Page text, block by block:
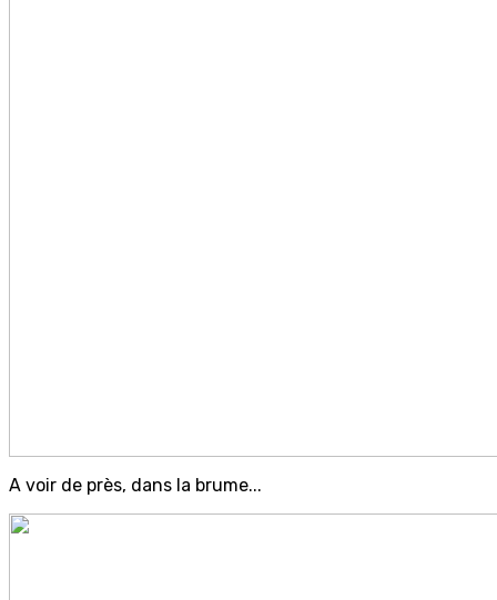
A voir de près, dans la brume...